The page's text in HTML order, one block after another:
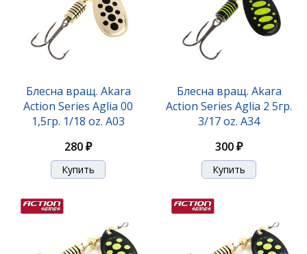
Блесна вращ. Akara
Action Series Aglia 00
1,5гр. 1/18 oz. A03
280 ₽
Блесна вращ. Akara
Action Series Aglia 2 5гр.
3/17 oz. A34
300 ₽